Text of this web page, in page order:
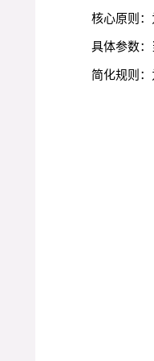
核心原则
具体参数
简化规则